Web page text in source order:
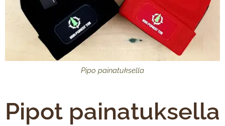
Pipo painatuksella
Pipot painatuksella